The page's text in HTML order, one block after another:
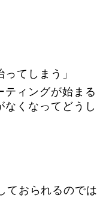
てしまう」
ティングが始ま
くなってどう
ておられるので